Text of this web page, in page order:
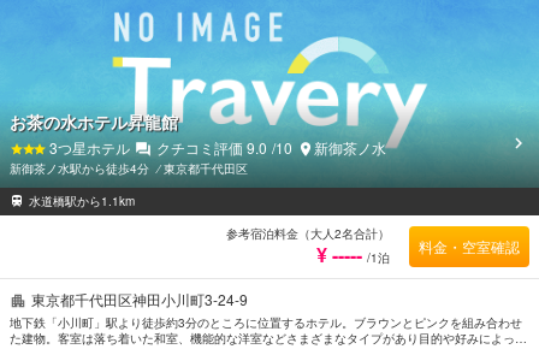
東京都千代田区神田小川町3-24-9
地下鉄「小川町」駅より徒歩約3分のところに位置するホテル。ブラウンとピンクを組み合わせ
た建物。客室は落ち着いた和室、機能的な洋室などさまざまなタイプがあり目的や好みによって
お茶の水ホテル昇龍館
3つ星ホテル クチコミ評価 9.0 /10 新御茶ノ水
新御茶ノ水駅から徒歩4分 ⁄東京都千代田区
水道橋駅から1.1km
参考宿泊料金（大人2名合計）
¥ ----- /1泊
料金・空室確認